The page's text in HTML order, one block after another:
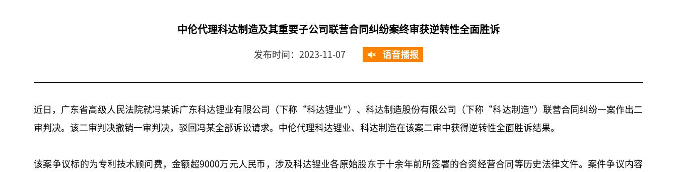
中伦代理科达制造及其重要子公司联营合同纠纷案终审获逆转性全面胜诉
发布时间：2023-11-07 语音播报
近日，广东省高级人民法院就冯某诉广东科达锂业有限公司（下称“科达锂业"）、科达制造股份有限公司（下称“科达制造"）联营合同纠纷一案作出二
审判决。该二审判决撤销一审判决，驳回冯某全部诉讼请求。中伦代理科达锂业、科达制造在该案二审中获得逆转性全面胜诉结果。
该案争议标的为专利技术顾问费，金额超9000万元人民币，涉及科达锂业各原始股东于十余年前所签署的合资经营合同等历史法律文件。案件争议内容